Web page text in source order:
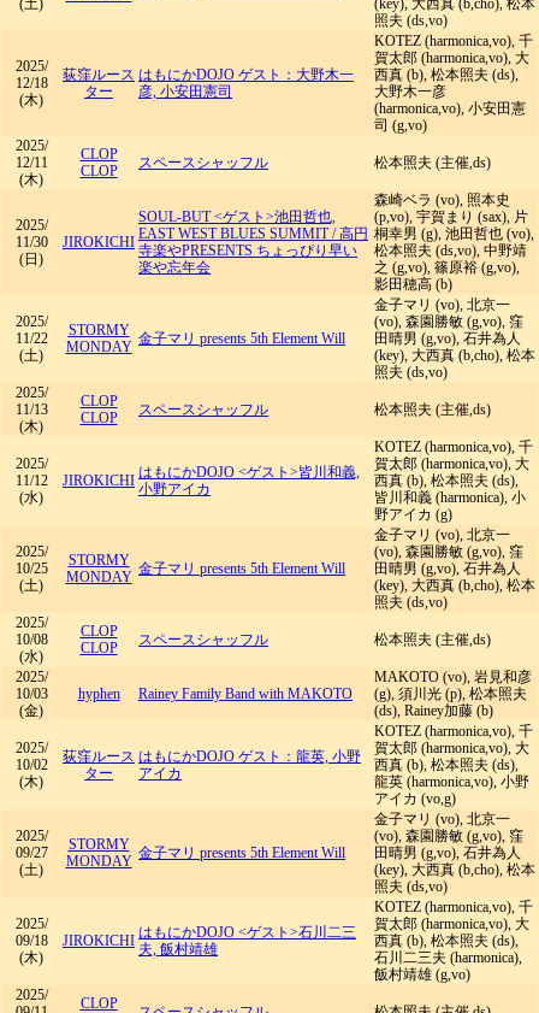
(土)
(key), 大西真 (b,cho), 松本
照夫 (ds,vo)
2025/
12/18
(木)
荻窪ルース
ター
はもにかDOJO ゲスト：大野木一
彦, 小安田憲司
KOTEZ (harmonica,vo), 千
賀太郎 (harmonica,vo), 大
西真 (b), 松本照夫 (ds),
大野木一彦
(harmonica,vo), 小安田憲
司 (g,vo)
2025/
12/11
(木)
CLOP
CLOP
スペースシャッフル 松本照夫 (主催,ds)
2025/
11/30
(日)
JIROKICHI
SOUL-BUT <ゲスト>池田哲也,
EAST WEST BLUES SUMMIT/高円
寺楽やPRESENTS ちょっぴり早い
楽や忘年会
森崎ベラ (vo), 照本史
(p,vo), 宇賀まり (sax), 片
桐幸男 (g), 池田哲也 (vo),
松本照夫 (ds,vo), 中野靖
之 (g,vo), 篠原裕 (g,vo),
影田穂高 (b)
2025/
11/22
(土)
STORMY
MONDAY 金子マリ presents 5th Element Will
金子マリ (vo), 北京一
(vo), 森園勝敏 (g,vo), 窪
田晴男 (g,vo), 石井為人
(key), 大西真 (b,cho), 松本
照夫 (ds,vo)
2025/
11/13
(木)
CLOP
CLOP
スペースシャッフル 松本照夫 (主催,ds)
2025/
11/12
(水)
JIROKICHI はもにかDOJO <ゲスト>皆川和義,
小野アイカ
KOTEZ (harmonica,vo), 千
賀太郎 (harmonica,vo), 大
西真 (b), 松本照夫 (ds),
皆川和義 (harmonica), 小
野アイカ (g)
2025/
10/25
(土)
STORMY
MONDAY 金子マリ presents 5th Element Will
金子マリ (vo), 北京一
(vo), 森園勝敏 (g,vo), 窪
田晴男 (g,vo), 石井為人
(key), 大西真 (b,cho), 松本
照夫 (ds,vo)
2025/
10/08
(水)
CLOP
CLOP
スペースシャッフル 松本照夫 (主催,ds)
2025/
10/03
(金)
hyphen Rainey Family Band with MAKOTO
MAKOTO (vo), 岩見和彦
(g), 須川光 (p), 松本照夫
(ds), Rainey加藤 (b)
2025/
10/02
(木)
荻窪ルース
ター
はもにかDOJO ゲスト：龍英, 小野
アイカ
KOTEZ (harmonica,vo), 千
賀太郎 (harmonica,vo), 大
西真 (b), 松本照夫 (ds),
龍英 (harmonica,vo), 小野
アイカ (vo,g)
2025/
09/27
(土)
STORMY
MONDAY 金子マリ presents 5th Element Will
金子マリ (vo), 北京一
(vo), 森園勝敏 (g,vo), 窪
田晴男 (g,vo), 石井為人
(key), 大西真 (b,cho), 松本
照夫 (ds,vo)
2025/
09/18
(木)
JIROKICHI はもにかDOJO <ゲスト>石川二三
夫, 飯村靖雄
KOTEZ (harmonica,vo), 千
賀太郎 (harmonica,vo), 大
西真 (b), 松本照夫 (ds),
石川二三夫 (harmonica),
飯村靖雄 (g,vo)
2025/
CLOP